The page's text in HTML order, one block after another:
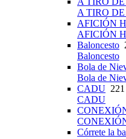
A TIRO DE
AFICIÓN
AFICIÓN
Baloncesto
Baloncesto
Bola de
Bola de
CADU 221
CADU
Córrete la